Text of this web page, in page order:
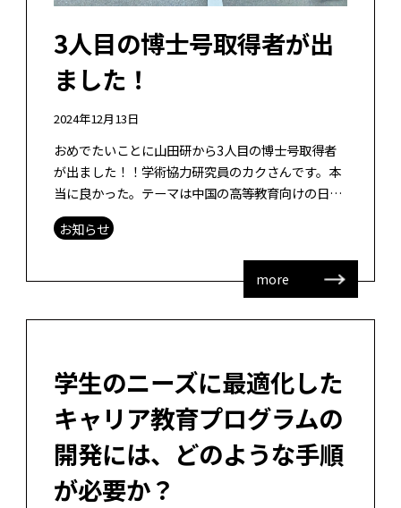
3人目の博士号取得者が出
ました！
2024年12月13日
おめでたいことに山田研から3人目の博士号取得者
が出ました！！学術協力研究員のカクさんです。本
当に良かった。テーマは中国の高等教育向けの日本
語CLIL授業のデザイン研究です。中国にて3回の実
践を行い、1回目はCLILではな […]
お知らせ
more
学生のニーズに最適化した
キャリア教育プログラムの
開発には、どのような手順
が必要か？